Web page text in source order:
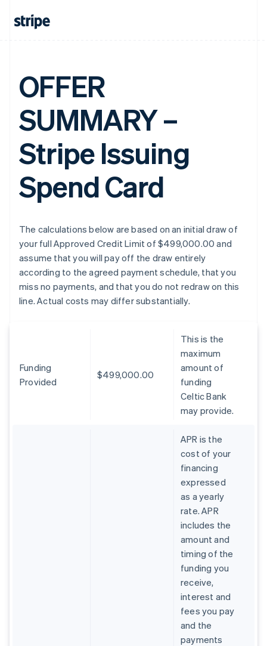
OFFER
SUMMARY –
Stripe Issuing
Spend Card
The calculations below are based on an initial draw of
your full Approved Credit Limit of $499,000.00 and
assume that you will pay off the draw entirely
according to the agreed payment schedule, that you
miss no payments, and that you do not redraw on this
line. Actual costs may differ substantially.
Funding
Provided
$499,000.00
This is the
maximum
amount of
funding
Celtic Bank
may provide.
APR is the
cost of your
financing
expressed
as a yearly
rate. APR
includes the
amount and
timing of the
funding you
receive,
interest and
fees you pay
and the
payments